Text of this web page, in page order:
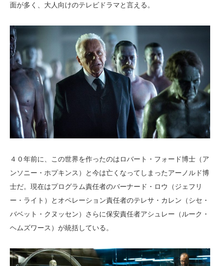
面が多く、大人向けのテレビドラマと言える。
４０年前に、この世界を作ったのはロバート・フォード博士（ア
ンソニー・ホプキンス）と今は亡くなってしまったアーノルド博
士だ。現在はプログラム責任者のバーナード・ロウ（ジェフリ
ー・ライト）とオペレーション責任者のテレサ・カレン（シセ・
バベット・クヌッセン）さらに保安責任者アシュレー（ルーク・
ヘムズワース）が統括している。